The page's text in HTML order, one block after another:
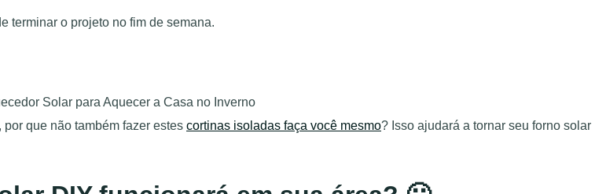
terminar o projeto no fim de semana.
que não também fazer estes cortinas isoladas faça você mesmo? Isso ajudará a tornar seu forno solar